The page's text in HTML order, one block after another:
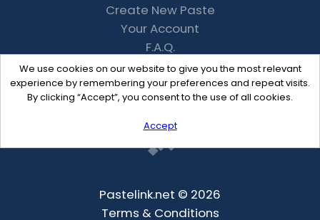
We use cookies on our website to give you the most relevant
experience by remembering your preferences and repeat visits.
By clicking “Accept”, you consent to the use of all cookies.
Accept
Create New Paste
Your Account
F.A.Q.
Recent
Contact
Pastelink.net © 2026
Terms & Conditions